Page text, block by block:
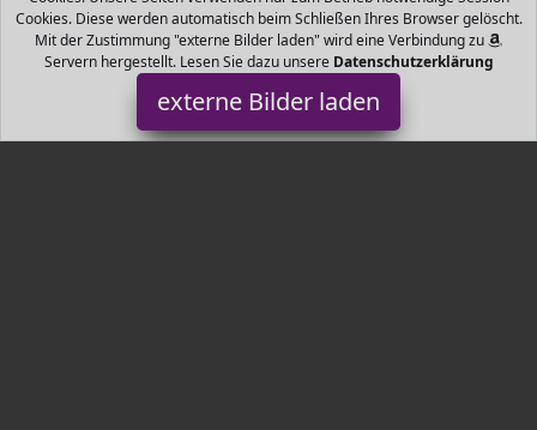
Cookies. Diese werden automatisch beim Schließen Ihres Browser gelöscht.
Mit der Zustimmung "externe Bilder laden" wird eine Verbindung zu
Servern hergestellt. Lesen Sie dazu unsere Datenschutzerklärung
externe Bilder laden